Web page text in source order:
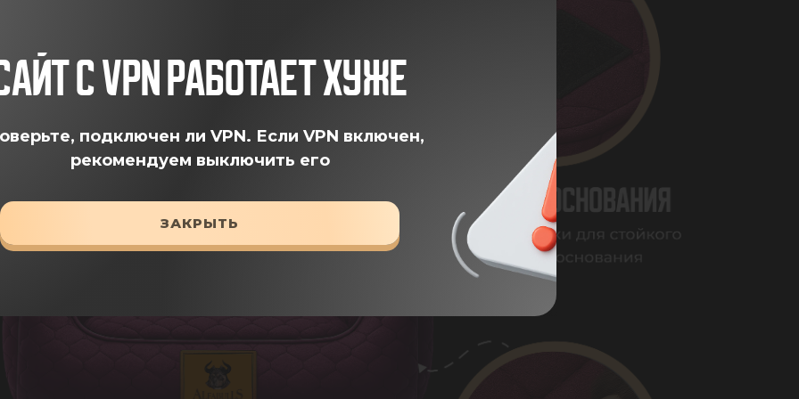
С VPN РАБОТАЕТ ХУЖЕ
подключен ли VPN. Если VPN включен,
рекомендуем выключить его
ЗАКРЫТЬ